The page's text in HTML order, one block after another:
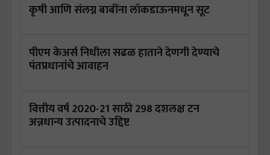
कृषी आणि संलग्न बाबींना लॉकडाऊनमधून सूट
पीएम केअर्स निधीला सढळ हाताने देणगी देण्याचे
पंतप्रधानांचे आवाहन
वित्तीय वर्ष 2020-21 साठी 298 दशलक्ष टन
अन्नधान्य उत्पादनाचे उद्दिष्ट